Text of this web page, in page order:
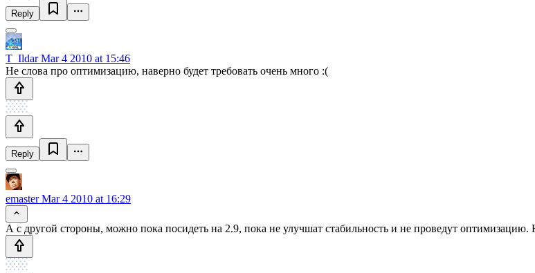
Reply
T_IldarMar 4 2010 at 15:46
Не слова про оптимизацию, наверно будет требовать очень много :(
Reply
emasterMar 4 2010 at 16:29
А с другой стороны, можно пока посидеть на 2.9, пока не улучшат стабильность и не проведут